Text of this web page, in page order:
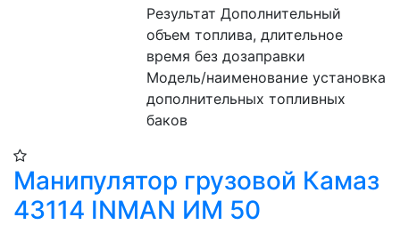
Результат Дополнительный
объем топлива, длительное
время без дозаправки
Модель/наименование установка
дополнительных топливных
баков
Манипулятор грузовой Камаз
43114 INMAN ИМ 50